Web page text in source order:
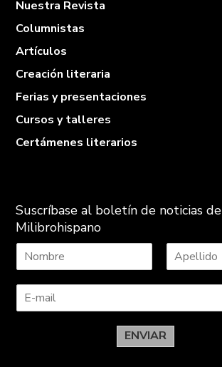
Nuestra Revista
Columnistas
Artículos
Creación literaria
Ferias y presentaciones
Cursos y talleres
Certámenes literarios
Suscríbase al boletín de noticias de
Milibrohispano
o
b
p
l
d
ENVIAR